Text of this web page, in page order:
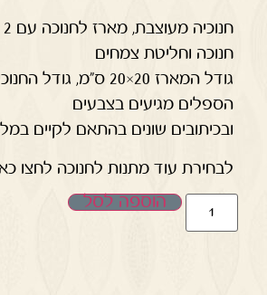
חנוכה וחליטת צמחים
הספלים מגיעים בצבעים
ובכיתובים שונים בהתאם לקיים
לבחירת עוד מתנות לחנוכה לחצו
הוספה לסל